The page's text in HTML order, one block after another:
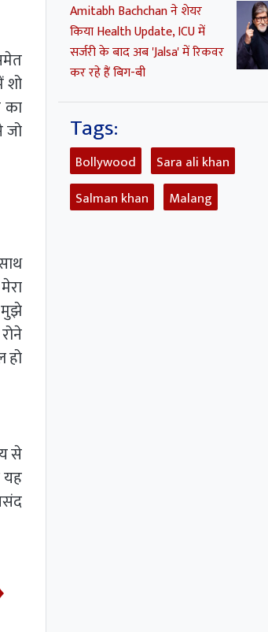
शो
का
जो
मुझे
हो
से
यह
Amitabh Bachchan ने शेयर
किया Health Update, ICU में
सर्जरी के बाद अब 'Jalsa' में रिकवर
कर रहे हैं बिग-बी
Tags:
Bollywood
Sara ali khan
Salman khan
Malang